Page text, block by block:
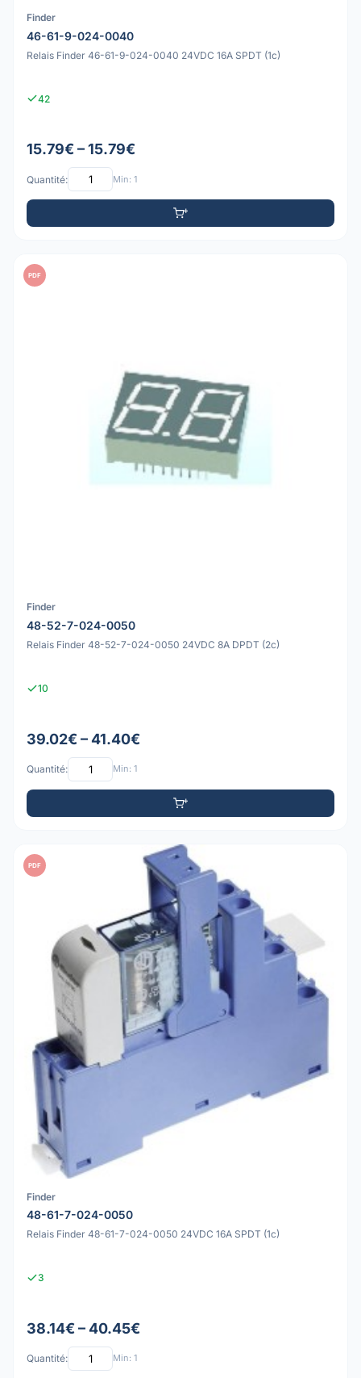
Finder
46-61-9-024-0040
Relais Finder 46-61-9-024-0040 24VDC 16A SPDT (1c)
42
15.79€ – 15.79€
Quantité: Min: 1
PDF
Finder
48-52-7-024-0050
Relais Finder 48-52-7-024-0050 24VDC 8A DPDT (2c)
10
39.02€ – 41.40€
Quantité: Min: 1
PDF
Finder
48-61-7-024-0050
Relais Finder 48-61-7-024-0050 24VDC 16A SPDT (1c)
3
38.14€ – 40.45€
Quantité: Min: 1